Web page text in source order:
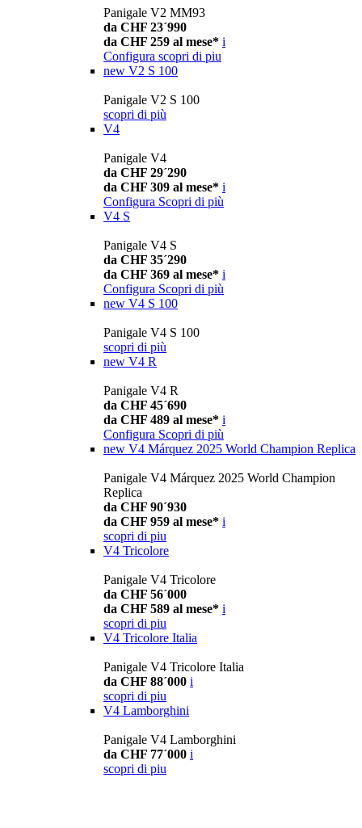
Panigale V2 MM93
da CHF 23´990
da CHF 259 al mese* i
Configura scopri di piu
new V2 S 100
Panigale V2 S 100
scopri di più
V4
Panigale V4
da CHF 29´290
da CHF 309 al mese* i
Configura Scopri di più
V4 S
Panigale V4 S
da CHF 35´290
da CHF 369 al mese* i
Configura Scopri di più
new V4 S 100
Panigale V4 S 100
scopri di più
new V4 R
Panigale V4 R
da CHF 45´690
da CHF 489 al mese* i
Configura Scopri di più
new V4 Márquez 2025 World Champion Replica
Panigale V4 Márquez 2025 World Champion
Replica
da CHF 90´930
da CHF 959 al mese* i
scopri di piu
V4 Tricolore
Panigale V4 Tricolore
da CHF 56´000
da CHF 589 al mese* i
scopri di piu
V4 Tricolore Italia
Panigale V4 Tricolore Italia
da CHF 88´000 i
scopri di piu
V4 Lamborghini
Panigale V4 Lamborghini
da CHF 77´000 i
scopri di piu